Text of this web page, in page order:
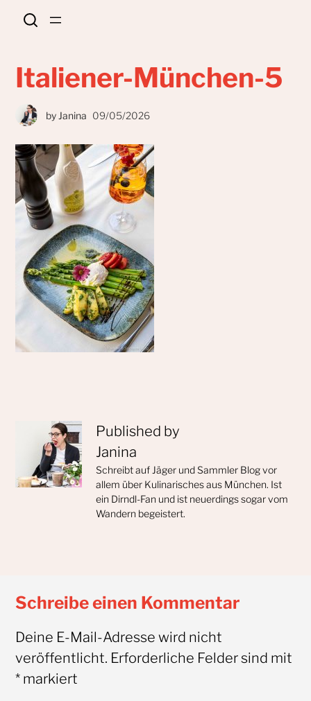
Italiener-München-5
by Janina 09/05/2026
Published by
Janina
Schreibt auf Jäger und Sammler Blog vor
allem über Kulinarisches aus München. Ist
ein Dirndl-Fan und ist neuerdings sogar vom
Wandern begeistert.
Schreibe einen Kommentar
Deine E-Mail-Adresse wird nicht
veröffentlicht. Erforderliche Felder sind mit
*markiert